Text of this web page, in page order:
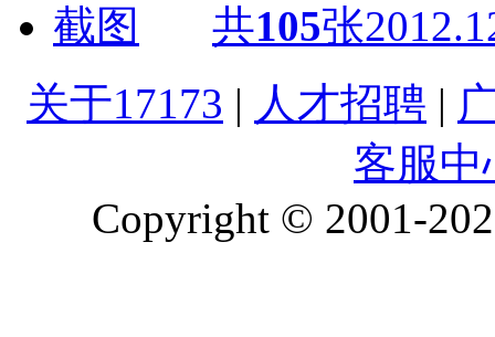
共105张
关于17173 | 人才招聘 |
客服中
Copyright © 2001-